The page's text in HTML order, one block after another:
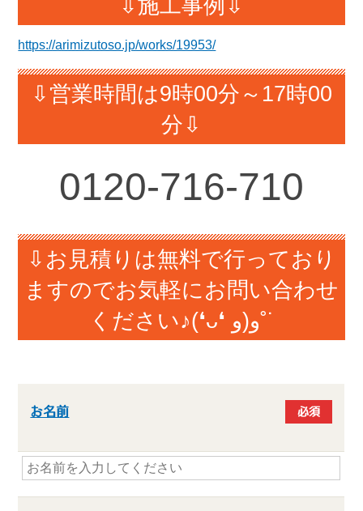
⇩施工事例⇩
https://arimizutoso.jp/works/19953/
⇩営業時間は9時00分～17時00
分⇩
0120-716-710
⇩お見積りは無料で行っており
ますのでお気軽にお問い合わせ
ください♪(❛ᴗ❛ و(و˚˙
お名前 必須